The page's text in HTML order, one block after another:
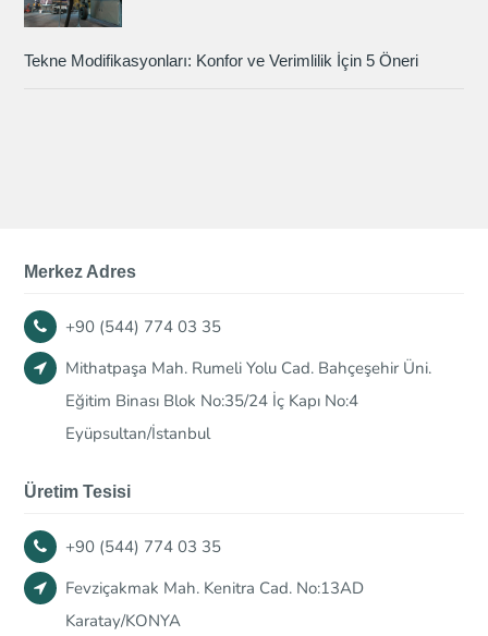
Tekne Modifikasyonları: Konfor ve Verimlilik İçin 5 Öneri
Merkez Adres
+90 (544) 774 03 35
Mithatpaşa Mah. Rumeli Yolu Cad. Bahçeşehir Üni.
Eğitim Binası Blok No:35/24 İç Kapı No:4
Eyüpsultan/İstanbul
Üretim Tesisi
+90 (544) 774 03 35
Fevziçakmak Mah. Kenitra Cad. No:13AD
Karatay/KONYA